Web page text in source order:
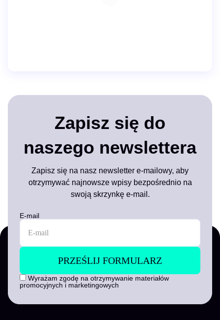
Zapisz się do
naszego newslettera
Zapisz się na nasz newsletter e-mailowy, aby
otrzymywać najnowsze wpisy bezpośrednio na
swoją skrzynkę e-mail.
E-mail
Wyrażam zgodę na otrzymywanie materiałów
promocyjnych i marketingowych